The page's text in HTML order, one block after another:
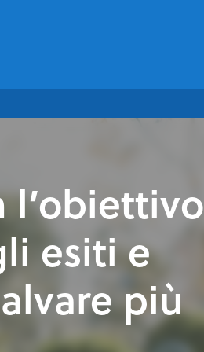
l’obiettivo
esiti e
più